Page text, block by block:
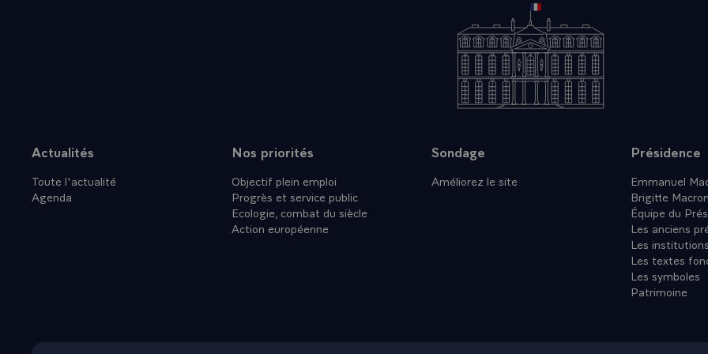
Plan du site
Actualités
Toute l'actualité
Agenda
Nos priorités
Objectif plein emploi
Progrès et service public
Ecologie, combat du siècle
Action européenne
Sondage
Améliorez le site
Présidence
Emmanuel
Brigitte Macron
Équipe du
Les anciens
Les institutions
Les textes
Les symboles
Patrimoine